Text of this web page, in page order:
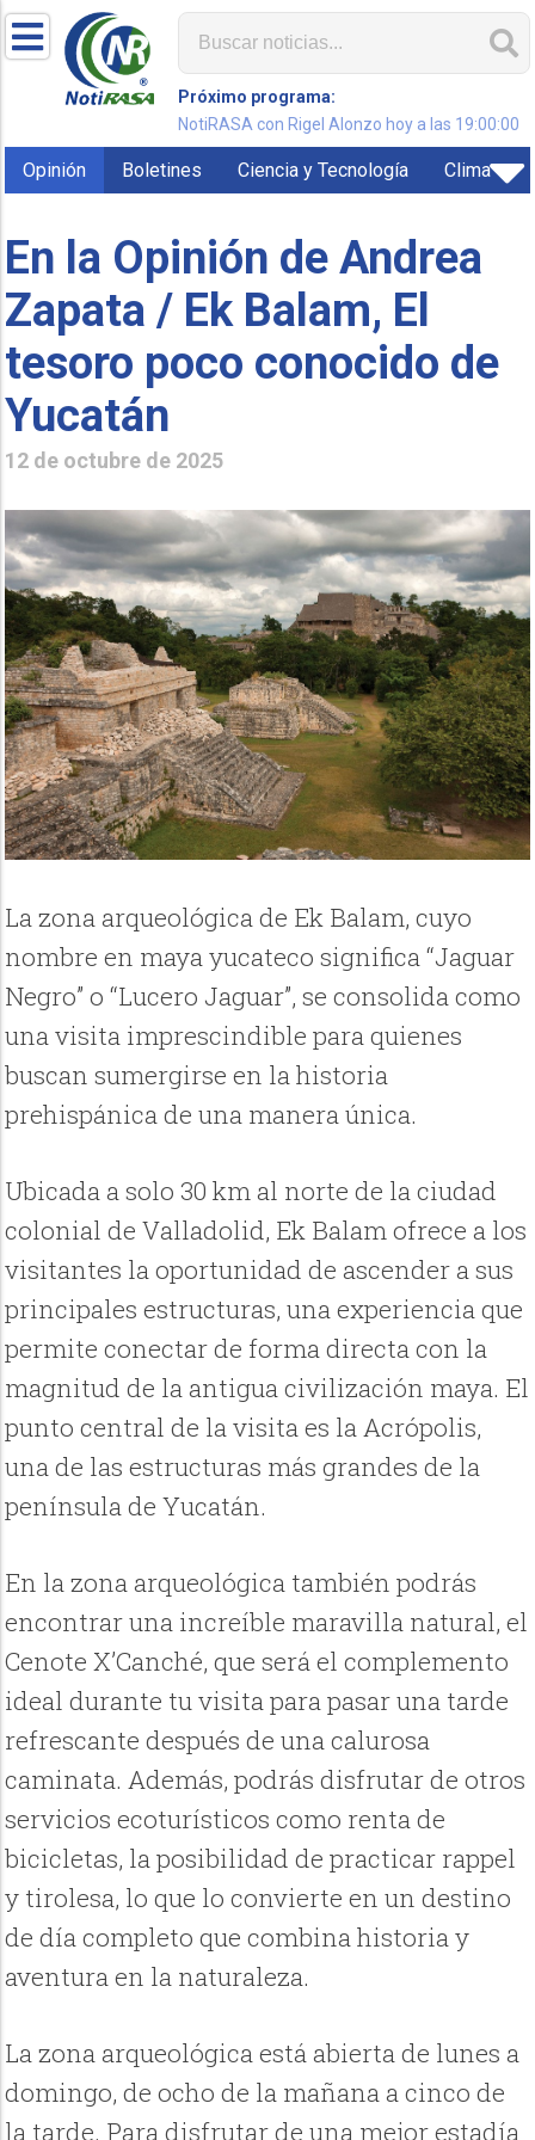
Próximo programa:
NotiRASA con Rigel Alonzo hoy a las 19:00:00
Opinión Boletines Ciencia y Tecnología Clima
En la Opinión de Andrea
Zapata / Ek Balam, El
tesoro poco conocido de
Yucatán
12 de octubre de 2025
La zona arqueológica de Ek Balam, cuyo
nombre en maya yucateco significa “Jaguar
Negro” o “Lucero Jaguar”, se consolida como
una visita imprescindible para quienes
buscan sumergirse en la historia
prehispánica de una manera única.
Ubicada a solo 30 km al norte de la ciudad
colonial de Valladolid, Ek Balam ofrece a los
visitantes la oportunidad de ascender a sus
principales estructuras, una experiencia que
permite conectar de forma directa con la
magnitud de la antigua civilización maya. El
punto central de la visita es la Acrópolis,
una de las estructuras más grandes de la
península de Yucatán.
En la zona arqueológica también podrás
encontrar una increíble maravilla natural, el
Cenote X’Canché, que será el complemento
ideal durante tu visita para pasar una tarde
refrescante después de una calurosa
caminata. Además, podrás disfrutar de otros
servicios ecoturísticos como renta de
bicicletas, la posibilidad de practicar rappel
y tirolesa, lo que lo convierte en un destino
de día completo que combina historia y
aventura en la naturaleza.
La zona arqueológica está abierta de lunes a
domingo, de ocho de la mañana a cinco de
la tarde. Para disfrutar de una mejor estadía